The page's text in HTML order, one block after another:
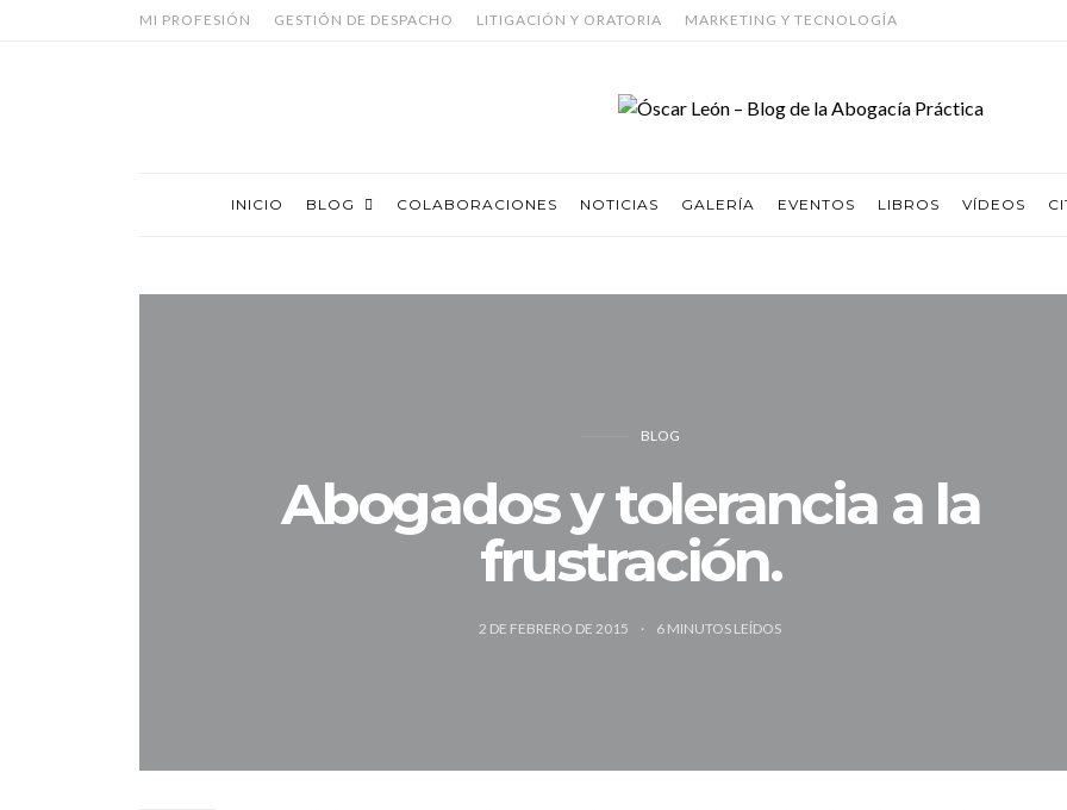
MI PROFESIÓN GESTIÓN DE DESPACHO LITIGACIÓN Y ORATORIA MARKETING Y TECNOLOGÍA
INICIO BLOG COLABORACIONES NOTICIAS GALERÍA EVENTOS LIBROS VÍDEOS
BLOG
Abogados y tolerancia a la
frustración.
2 DE FEBRERO DE 2015 6 MINUTOS LEÍDOS